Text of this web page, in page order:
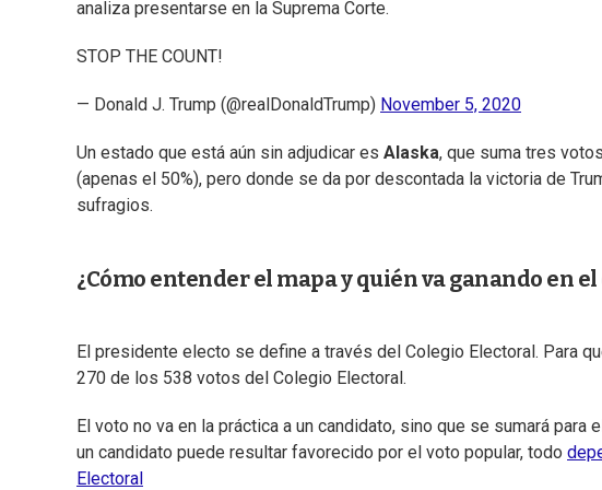
analiza presentarse en la Suprema Corte.
STOP THE COUNT!
— Donald J. Trump (@realDonaldTrump) November 5, 2020
Un estado que está aún sin adjudicar es Alaska, que suma tres
(apenas el 50%), pero donde se da por descontada la victoria de
sufragios.
¿Cómo entender el mapa y quién va ganando en el
El presidente electo se define a través del Colegio Electoral. Para
270 de los 538 votos del Colegio Electoral.
El voto no va en la práctica a un candidato, sino que se sumará
un candidato puede resultar favorecido por el voto popular, todo
Electoral